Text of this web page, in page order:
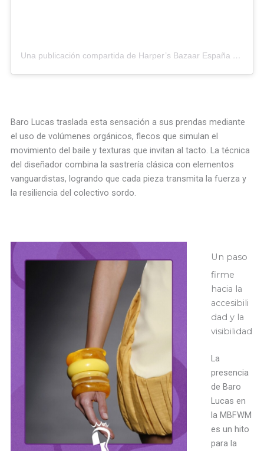
Una publicación compartida de Harper’s Bazaar España (@harpersbazaares)
Baro Lucas traslada esta sensación a sus prendas mediante
el uso de volúmenes orgánicos, flecos que simulan el
movimiento del baile y texturas que invitan al tacto. La técnica
del diseñador combina la sastrería clásica con elementos
vanguardistas, logrando que cada pieza transmita la fuerza y
la resiliencia del colectivo sordo.
Un paso
firme
hacia la
accesibili
dad y la
visibilidad
La
presencia
de Baro
Lucas en
la MBFWM
es un hito
para la